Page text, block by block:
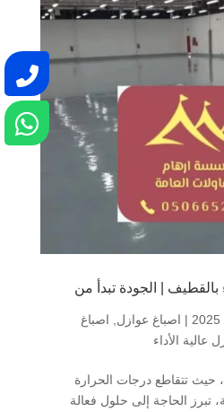
بالقطيف | الجودة تبدأ من
| اصباغ عوازل, اصباغ
عالية الأداء
تتقاطع درجات الحرارة
تبرز الحاجة إلى حلول فعالة